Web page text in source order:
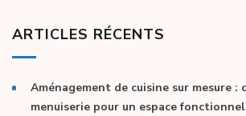
ARTICLES RÉCENTS
Aménagement de cuisine sur mesure :
menuiserie pour un espace